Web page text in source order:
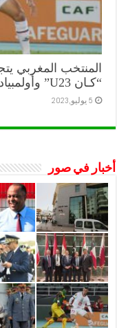
المنتخب المغربي
“كـان U23” وأولمبياد باريس
5 يوليو,2023
أخبار في صور